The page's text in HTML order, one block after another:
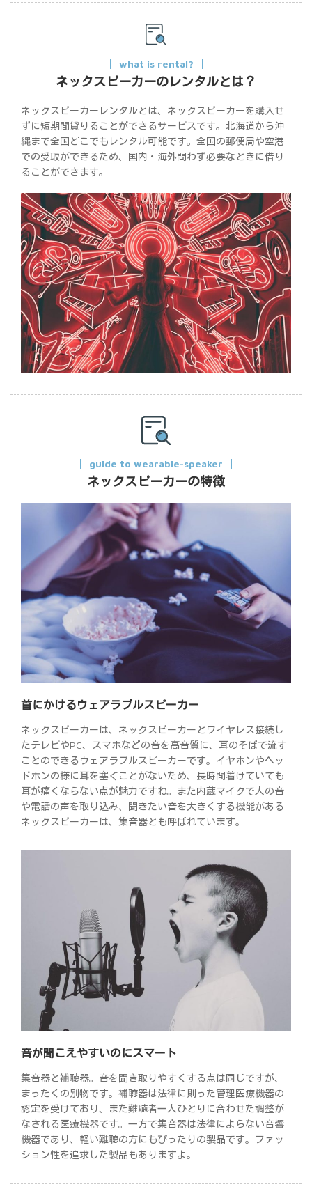
what is rental?
ネックスピーカーのレンタルとは？
ネックスピーカーレンタルとは、ネックスピーカーを購入せ
ずに短期間貸りることができるサービスです。北海道から沖
縄まで全国どこでもレンタル可能です。全国の郵便局や空港
での受取ができるため、国内・海外問わず必要なときに借り
ることができます。
guide to wearable-speaker
ネックスピーカーの特徴
首にかけるウェアラブルスピーカー
ネックスピーカーは、ネックスピーカーとワイヤレス接続し
たテレビやPC、スマホなどの音を高音質に、耳のそばで流す
ことのできるウェアラブルスピーカーです。イヤホンやヘッ
ドホンの様に耳を塞ぐことがないため、長時間着けていても
耳が痛くならない点が魅力ですね。また内蔵マイクで人の音
や電話の声を取り込み、聞きたい音を大きくする機能がある
ネックスピーカーは、集音器とも呼ばれています。
音が聞こえやすいのにスマート
集音器と補聴器。音を聞き取りやすくする点は同じですが、
まったくの別物です。補聴器は法律に則った管理医療機器の
認定を受けており、また難聴者一人ひとりに合わせた調整が
なされる医療機器です。一方で集音器は法律によらない音響
機器であり、軽い難聴の方にもぴったりの製品です。ファッ
ション性を追求した製品もありますよ。